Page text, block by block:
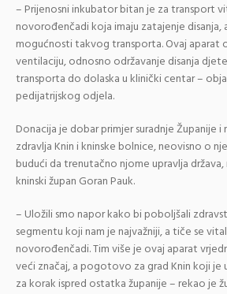
– Prijenosni inkubator bitan je za transport
novorođenčadi koja imaju zatajenje disanja,
mogućnosti takvog transporta. Ovaj aparat
ventilaciju, odnosno održavanje disanja
transporta do dolaska u klinički centar –
pedijatrijskog odjela.
Donacija je dobar primjer suradnje Županije i
zdravlja Knin i kninske bolnice, neovisno o
budući da trenutačno njome upravlja
kninski župan Goran Pauk.
– Uložili smo napor kako bi poboljšali
segmentu koji nam je najvažniji, a tiče se
novorođenčadi. Tim više je ovaj aparat
veći značaj, a pogotovo za grad Knin koji je
za korak ispred ostatka županije – rekao je